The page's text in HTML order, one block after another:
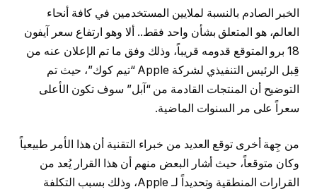
الخبر الصادم بالنسبة لملايين المستخدمين في كافة أنحاء
العالم، هو المتعلق بشأن واحد فقط.. ألا وهو ارتفاع سعر آيفون
18 برو المتوقع قدومه قريباً، وذلك وفق ما تم الإعلان عنه من
قِبل الرئيس التنفيذي لشركة Apple “تيم كوك”، حيث تم
التوضيح أن المنتجات القادمة من “آبل” سوف تكون الأعلى
سعراً على مر السنوات الماضية.
من جِهة أخرى توقع العديد من خبراء التقنية أن هذا الأمر طبيعياً
وكان متوقعاً، حيث أشار البعض منهم أن هذا القرار يُعد من
القرارات المنطقية وتحديداً لـ Apple، وذلك بسبب التكلفة